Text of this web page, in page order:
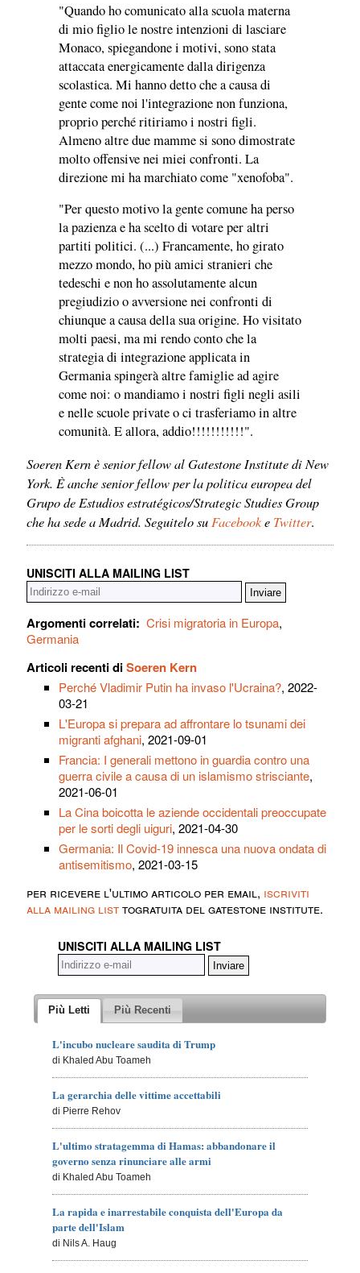
"Quando ho comunicato alla scuola materna
di mio figlio le nostre intenzioni di lasciare
Monaco, spiegandone i motivi, sono stata
attaccata energicamente dalla dirigenza
scolastica. Mi hanno detto che a causa di
gente come noi l'integrazione non funziona,
proprio perché ritiriamo i nostri figli.
Almeno altre due mamme si sono dimostrate
molto offensive nei miei confronti. La
direzione mi ha marchiato come "xenofoba".
"Per questo motivo la gente comune ha perso
la pazienza e ha scelto di votare per altri
partiti politici. (...) Francamente, ho girato
mezzo mondo, ho più amici stranieri che
tedeschi e non ho assolutamente alcun
pregiudizio o avversione nei confronti di
chiunque a causa della sua origine. Ho visitato
molti paesi, ma mi rendo conto che la
strategia di integrazione applicata in
Germania spingerà altre famiglie ad agire
come noi: o mandiamo i nostri figli negli asili
e nelle scuole private o ci trasferiamo in altre
comunità. E allora, addio!!!!!!!!!!!".
Soeren Kern è senior fellow al Gatestone Institute di New
York. È anche senior fellow per la politica europea del
Grupo de Estudios estratégicos/Strategic Studies Group
che ha sede a Madrid. Seguitelo su Facebooke Twitter.
UNISCITI ALLA MAILING LIST
Argomenti correlati: Crisi migratoria in Europa,
Germania
Articoli recenti diSoeren Kern
Perché Vladimir Putin ha invaso l'Ucraina?, 2022-
03-21
L'Europa si prepara ad affrontare lo tsunami dei
migranti afghani, 2021-09-01
Francia: I generali mettono in guardia contro una
guerra civile a causa di un islamismo strisciante,
2021-06-01
La Cina boicotta le aziende occidentali preoccupate
per le sorti degli uiguri, 2021-04-30
Germania: Il Covid-19 innesca una nuova ondata di
antisemitismo, 2021-03-15
per ricevere l'ultimo articolo per email, iscriviti
alla mailing listtogratuita del gatestone institute.
UNISCITI ALLA MAILING LIST
Più Letti Più Recenti
L'incubo nucleare saudita di Trump
di Khaled Abu Toameh
La gerarchia delle vittime accettabili
di Pierre Rehov
L'ultimo stratagemma di Hamas: abbandonare il
governo senza rinunciare alle armi
di Khaled Abu Toameh
La rapida e inarrestabile conquista dell'Europa da
parte dell'Islam
di Nils A. Haug